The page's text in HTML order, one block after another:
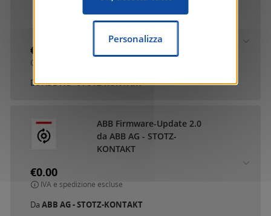
da ABB AG - STOTZ-
€0.00
DaABB AG - STOTZ-KONTAKT
ABB Firmware-Update 2.0
da ABB AG - STOTZ-
KONTAKT
€0.00
IVA e spedizione escluse
Da ABB AG - STOTZ-KONTAKT
Personalizza